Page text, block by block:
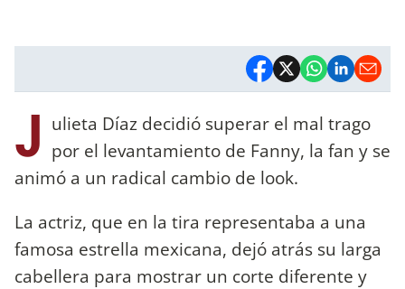
J ulieta Díaz decidió superar el mal trago
por el levantamiento de Fanny, la fan y se
animó a un radical cambio de look.
La actriz, que en la tira representaba a una
famosa estrella mexicana, dejó atrás su larga
cabellera para mostrar un corte diferente y